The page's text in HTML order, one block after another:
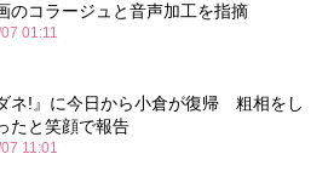
のコラージュと音声加工を指摘
01:11
ネ!』に今日から小倉が復帰 粗相をし
たと笑顔で報告
11:01